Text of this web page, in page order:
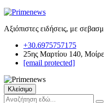
Αξιόπιστες ειδήσεις, με
+30.6975757175
25ης Μαρτίου 140,
[email protected]
Κλείσιμο